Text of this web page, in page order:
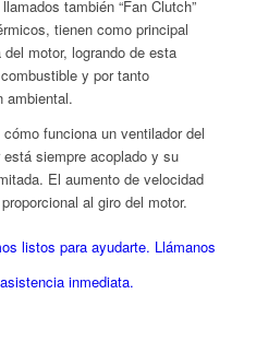
también “Fan Clutch”
tienen como principal
motor, logrando de esta
y por tanto
ambiental.
funciona un ventilador del
siempre acoplado y su
El aumento de velocidad
al giro del motor.
listos para ayudarte. Llámanos
inmediata.